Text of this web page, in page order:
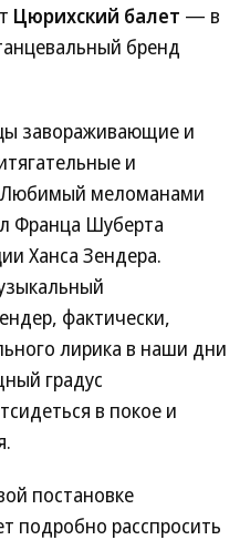
Цюрихский балет — в
бренд
завораживающие и
и
Любимый меломанами
Франца Шуберта
Ханса Зендера.
фактически,
лирика в наши дни
градус
в покое и
постановке
подробно расспросить